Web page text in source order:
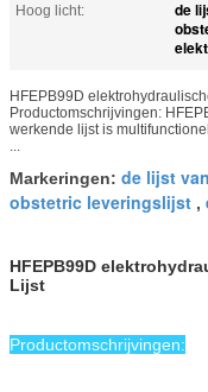
Hoog licht:
de
HFEPB99D
Productomschrijvingen:
werkende lijst is
...
Markeringen: de lijst
obstetric leveringslijst ,
HFEPB99D
Lijst
Productomschrijvingen: